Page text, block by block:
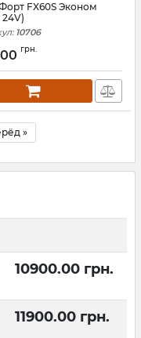
FX60S Эконом
24V)
10706
грн.
»
10900.00 грн.
11900.00 грн.